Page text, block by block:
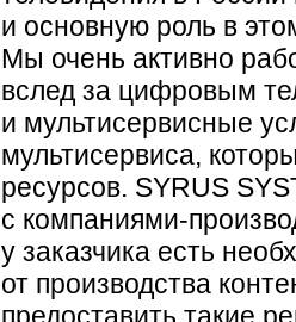
и основную роль в
Мы очень активно
вслед за цифровым
и мультисервисные
мультисервиса,
ресурсов. SYRUS
с компаниями-
у заказчика есть
от производства